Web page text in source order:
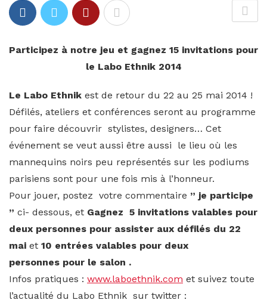
Participez à notre jeu et gagnez 15 invitations pour
le Labo Ethnik 2014
Le Labo Ethnik est de retour du 22 au 25 mai 2014 !
Défilés, ateliers et conférences seront au programme
pour faire découvrir stylistes, designers… Cet
événement se veut aussi être aussi le lieu où les
mannequins noirs peu représentés sur les podiums
parisiens sont pour une fois mis à l’honneur.
Pour jouer, postez votre commentaire ” je participe
” ci- dessous, et Gagnez 5 invitations valables pour
deux personnes pour assister aux défilés du 22
mai et 10 entrées valables pour deux
personnes pour le salon .
Infos pratiques : www.laboethnik.com et suivez toute
l’actualité du Labo Ethnik sur twitter :